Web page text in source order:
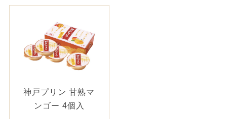
神戸プリン 甘熟マ
ンゴー 4個入